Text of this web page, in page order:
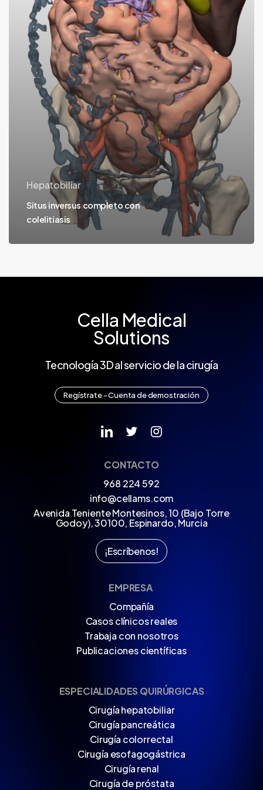
Hepatobiliar
Situs inversus completo con
colelitiasis
Cella Medical
Solutions
Tecnología 3D al servicio de la cirugía
Regístrate -Cuentadedemostración
CONTACTO
968 224 592
info@cellams.com
Avenida Teniente Montesinos, 10 (Bajo Torre
Godoy), 30100, Espinardo, Murcia
¡Escríbenos!
EMPRESA
Compañía
Casos clínicos reales
Trabaja con nosotros
Publicaciones científicas
ESPECIALIDADES QUIRÚRGICAS
Cirugía hepatobiliar
Cirugía pancreática
Cirugía colorrectal
Cirugía esofagogástrica
Cirugía renal
Cirugía de próstata